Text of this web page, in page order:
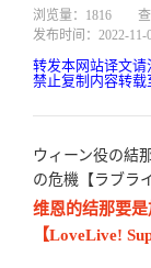
浏览量：1816
发布时间：2022-11-
转发本网站译文
禁止复制内容转载
ウィーン役の結
の危機【ラブラ
维恩的结那要
【LoveLive!